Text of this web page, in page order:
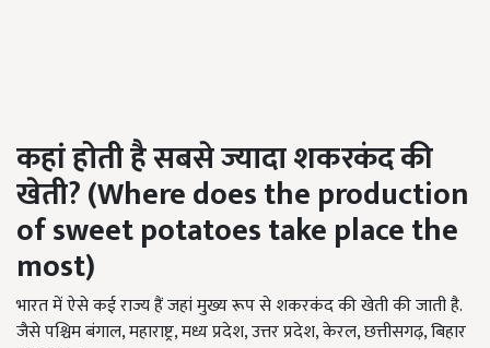
कहां होती है सबसे ज्यादा शकरकंद की
खेती?(Where does the production
of sweet potatoes take place the
most)
भारत में ऐसे कई राज्य हैं जहां मुख्य रूप से शकरकंद की खेती की जाती है.
जैसे पश्चिम बंगाल, महाराष्ट्र, मध्य प्रदेश, उत्तर प्रदेश, केरल, छत्तीसगढ़, बिहार